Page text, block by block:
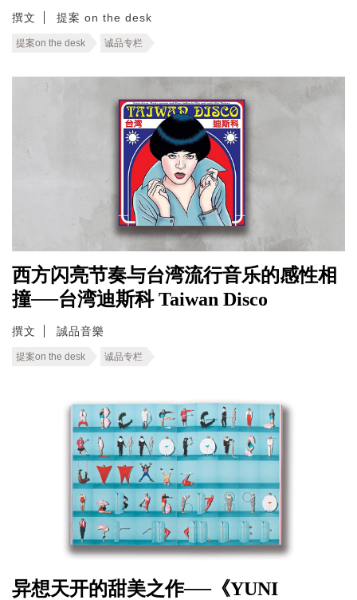
撰文 提案 on the desk
提案on the desk 诚品专栏
西方闪亮节奏与台湾流行音乐的感性相
撞──台湾迪斯科 Taiwan Disco
撰文 誠品音樂
提案on the desk 诚品专栏
异想天开的甜美之作──《YUNI